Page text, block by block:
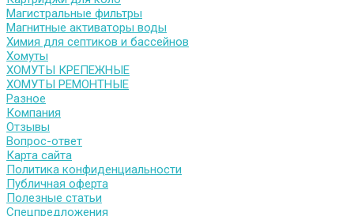
Магистральные фильтры
Магнитные активаторы воды
Химия для септиков и бассейнов
Хомуты
ХОМУТЫ КРЕПЕЖНЫЕ
ХОМУТЫ РЕМОНТНЫЕ
Разное
Компания
Отзывы
Вопрос-ответ
Карта сайта
Политика конфиденциальности
Публичная оферта
Полезные статьи
Спецпредложения